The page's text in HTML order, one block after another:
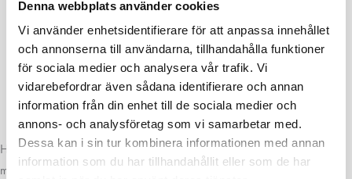
Denna webbplats använder cookies
Vi använder enhetsidentifierare för att anpassa innehållet
och annonserna till användarna, tillhandahålla funktioner
för sociala medier och analysera vår trafik. Vi
vidarebefordrar även sådana identifierare och annan
information från din enhet till de sociala medier och
annons- och analysföretag som vi samarbetar med.
Dessa kan i sin tur kombinera informationen med annan
information som du har tillhandahållit eller som de har
Gängtyp:BSP (GAS), invändig gänga
Utförande:Lock
Tryckklass:PN16
Dimensioner:½”–3” (valbar storlek)
Färg:Svart
Har du frågor om den här produkten? Välkommen att kontakta ossför
mer information.